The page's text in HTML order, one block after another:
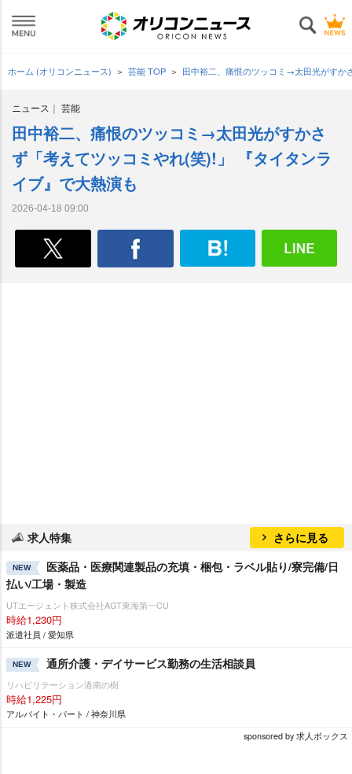
ホーム (オリコンニュース) 芸能 TOP 田中裕二、痛恨のツッコミ→太田光がすか
ニュース 芸能
田中裕二、痛恨のツッコミ→太田光がすかさ
ず「考えてツッコミやれ(笑)!」 『タイタンラ
イブ』で大熱演も
2026-04-18 09:00
求人特集 さらに見る
NEW
医薬品・医療関連製品の充填・梱包・ラベル貼り/寮完備/日
払い/工場・製造
UTエージェント株式会社AGT東海第一CU
時給1,230円
派遣社員 / 愛知県
NEW 通所介護・デイサービス勤務の生活相談員
リハビリテーション港南の樹
時給1,225円
アルバイト・パート / 神奈川県
sponsored by 求人ボックス